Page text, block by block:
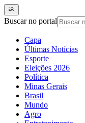
Buscar no portal
Capa
Últimas Notícias
Esporte
Eleições 2026
Política
Minas Gerais
Brasil
Mundo
Agro